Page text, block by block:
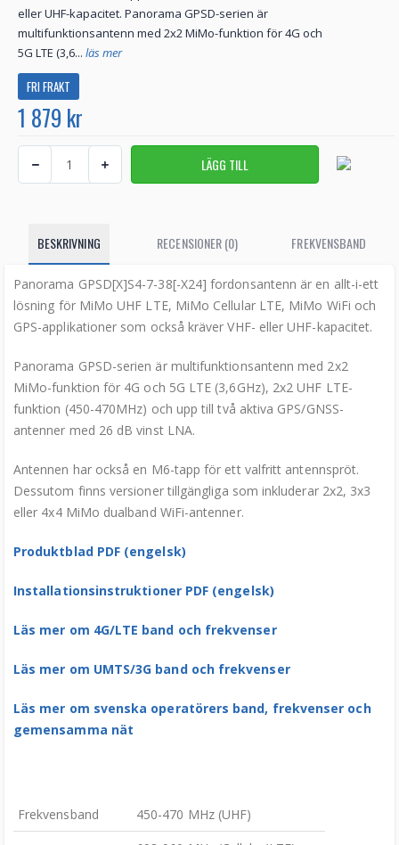
eller UHF-kapacitet. Panorama GPSD-serien är
multifunktionsantenn med 2x2 MiMo-funktion för 4G och
5G LTE (3,6... läs mer
FRI FRAKT
1 879 kr
BESKRIVNING RECENSIONER (0) FREKVENSBAND
Panorama GPSD[X]S4-7-38[-X24] fordonsantenn är en allt-i-ett
lösning för MiMo UHF LTE, MiMo Cellular LTE, MiMo WiFi och
GPS-applikationer som också kräver VHF- eller UHF-kapacitet.
Panorama GPSD-serien är multifunktionsantenn med 2x2
MiMo-funktion för 4G och 5G LTE (3,6GHz), 2x2 UHF LTE-
funktion (450-470MHz) och upp till två aktiva GPS/GNSS-
antenner med 26 dB vinst LNA.
Antennen har också en M6-tapp för ett valfritt antennspröt.
Dessutom finns versioner tillgängliga som inkluderar 2x2, 3x3
eller 4x4 MiMo dualband WiFi-antenner.
Produktblad PDF (engelsk)
Installationsinstruktioner PDF (engelsk)
Läs mer om 4G/LTE band och frekvenser
Läs mer om UMTS/3G band och frekvenser
Läs mer om svenska operatörers band, frekvenser och
gemensamma nät
Frekvensband
450-470 MHz (UHF)